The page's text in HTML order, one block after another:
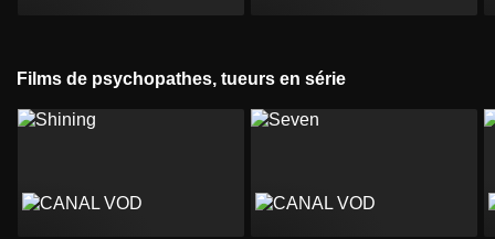
Films de psychopathes, tueurs en série